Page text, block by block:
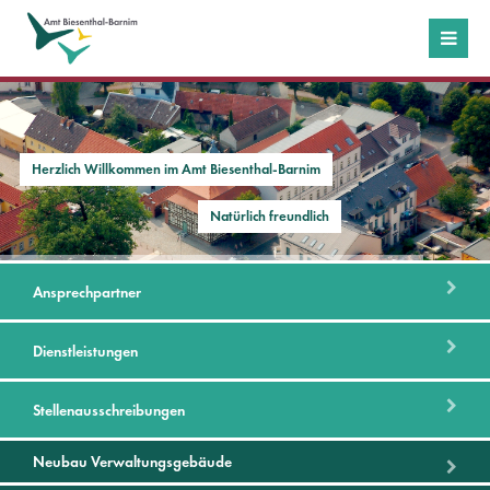
Login
Benutzername
Passwort
Anmelden
Register|Lost your password?
Support
Herzlich Willkommen im Amt Biesenthal-Barnim
Natürlich freundlich
Ansprechpartner
Dienstleistungen
Stellenausschreibungen
Neubau Verwaltungsgebäude